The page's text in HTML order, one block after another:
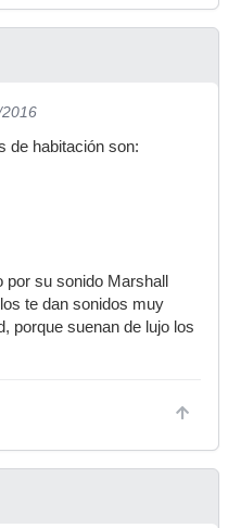
de habitación son:
su sonido Marshall
te dan sonidos muy
porque suenan de lujo los